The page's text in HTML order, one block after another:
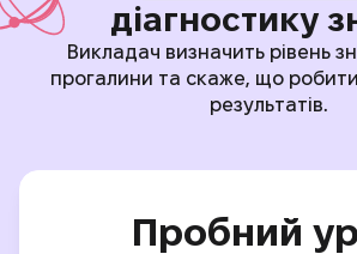
діагностику
Викладач визначить рівень
прогалини та скаже, що
результатів.
Пробний